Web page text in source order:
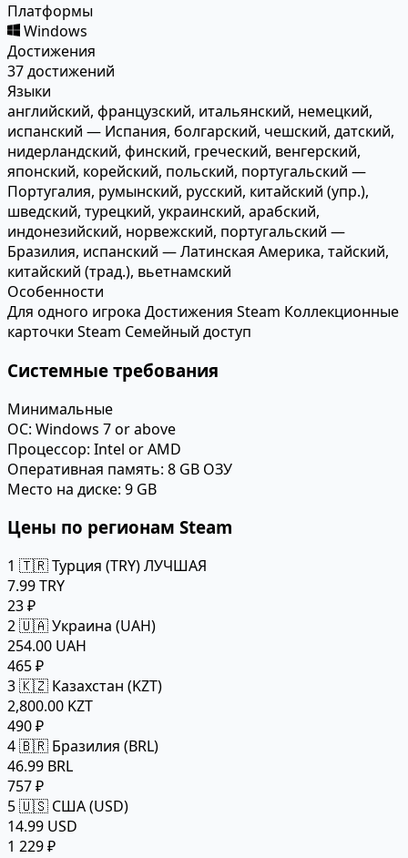
Платформы
Windows
Достижения
37 достижений
Языки
английский, французский, итальянский, немецкий,
испанский — Испания, болгарский, чешский, датский,
нидерландский, финский, греческий, венгерский,
японский, корейский, польский, португальский —
Португалия, румынский, русский, китайский (упр.),
шведский, турецкий, украинский, арабский,
индонезийский, норвежский, португальский —
Бразилия, испанский — Латинская Америка, тайский,
китайский (трад.), вьетнамский
Особенности
Для одного игрока Достижения Steam Коллекционные
карточки Steam Семейный доступ
Системные требования
Минимальные
ОС: Windows 7 or above
Процессор: Intel or AMD
Оперативная память: 8 GB ОЗУ
Место на диске: 9 GB
Цены по регионам Steam
1 🇹🇷 Турция (TRY)ЛУЧШАЯ
7.99 TRY
23 ₽
2🇺🇦 Украина (UAH)
254.00 UAH
465 ₽
3🇰🇿 Казахстан (KZT)
2,800.00 KZT
490 ₽
4🇧🇷 Бразилия (BRL)
46.99 BRL
757 ₽
5🇺🇸 США (USD)
14.99 USD
1 229 ₽